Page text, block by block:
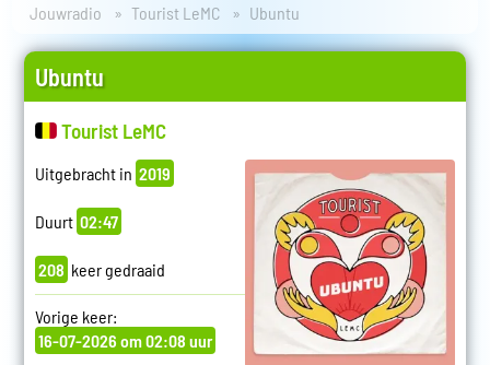
Jouwradio Tourist LeMC Ubuntu
Ubuntu
Tourist LeMC
Uitgebracht in 2019
Duurt 02:47
208 keer gedraaid
Vorige keer:
16-07-2026 om 02:08 uur